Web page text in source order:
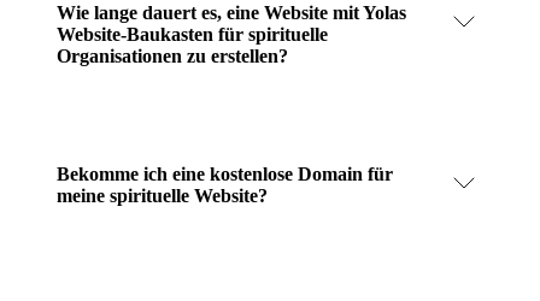
Wie lange dauert es, eine Website mit Yolas
Website-Baukasten für spirituelle
Organisationen zu erstellen?
Bekomme ich eine kostenlose Domain für
meine spirituelle Website?